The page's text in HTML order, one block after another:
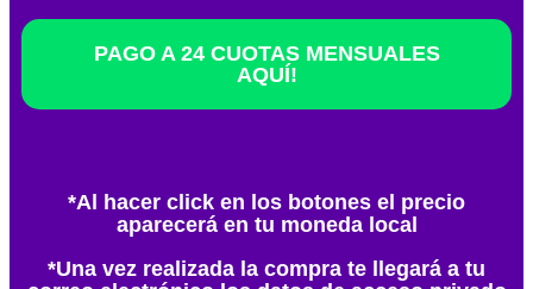
PAGO A 24 CUOTAS MENSUALES
AQUÍ!
*Al hacer click en los botones el precio
aparecerá en tu moneda local
*Una vez realizada la compra te llegará a tu